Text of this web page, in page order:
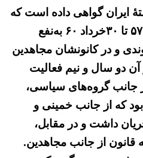
گذشتهٔ ایران گواهی داده است که
پرونده سیاسی از ۲۳بهمن ۵۷ تا ۳۰خرداد ۶۰ به‌نفع
و در کانونشان مجاهدین
دو سال و نیم فعالیت
جانب گروه‌های سیاسی،
که از جانب خمینی و
داشت و در مقابل،
قانون از جانب مجاهدین.